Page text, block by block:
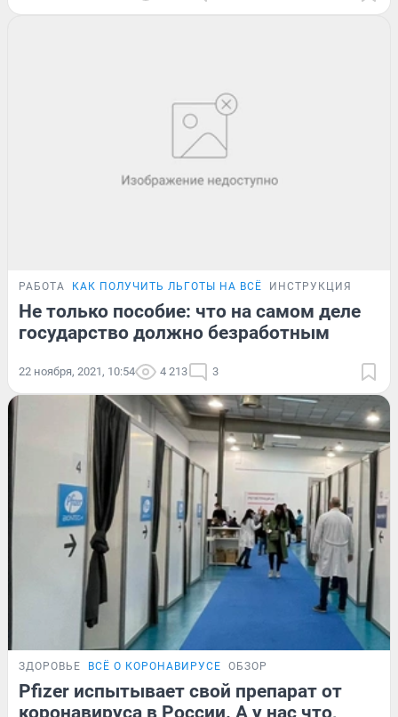
РАБОТА КАК ПОЛУЧИТЬ ЛЬГОТЫ НА ВСЁ ИНСТРУКЦИЯ
Не только пособие: что на самом деле
государство должно безработным
22 ноября, 2021, 10:54 4 213 3
ЗДОРОВЬЕ ВСЁ О КОРОНАВИРУСЕ ОБЗОР
Pfizer испытывает свой препарат от
коронавируса в России. А у нас что,